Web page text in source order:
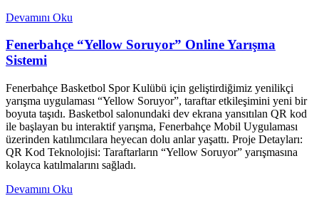
Devamını Oku
Fenerbahçe “Yellow Soruyor” Online Yarışma
Sistemi
Fenerbahçe Basketbol Spor Kulübü için geliştirdiğimiz yenilikçi
yarışma uygulaması “Yellow Soruyor”, taraftar etkileşimini yeni bir
boyuta taşıdı. Basketbol salonundaki dev ekrana yansıtılan QR kod
ile başlayan bu interaktif yarışma, Fenerbahçe Mobil Uygulaması
üzerinden katılımcılara heyecan dolu anlar yaşattı. Proje Detayları:
QR Kod Teknolojisi: Taraftarların “Yellow Soruyor” yarışmasına
kolayca katılmalarını sağladı.
Devamını Oku